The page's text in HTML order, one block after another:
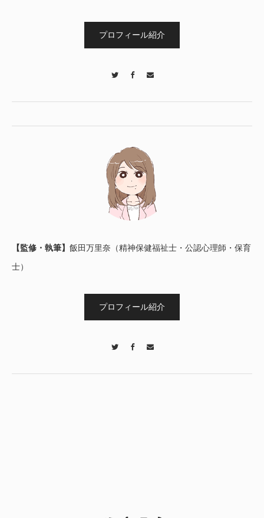
プロフィール紹介
【監修・執筆】 飯田万里奈（精神保健福祉士・公認心理師・保育
士）
プロフィール紹介